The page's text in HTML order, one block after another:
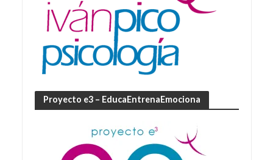
Proyecto e3 – EducaEntrenaEmociona